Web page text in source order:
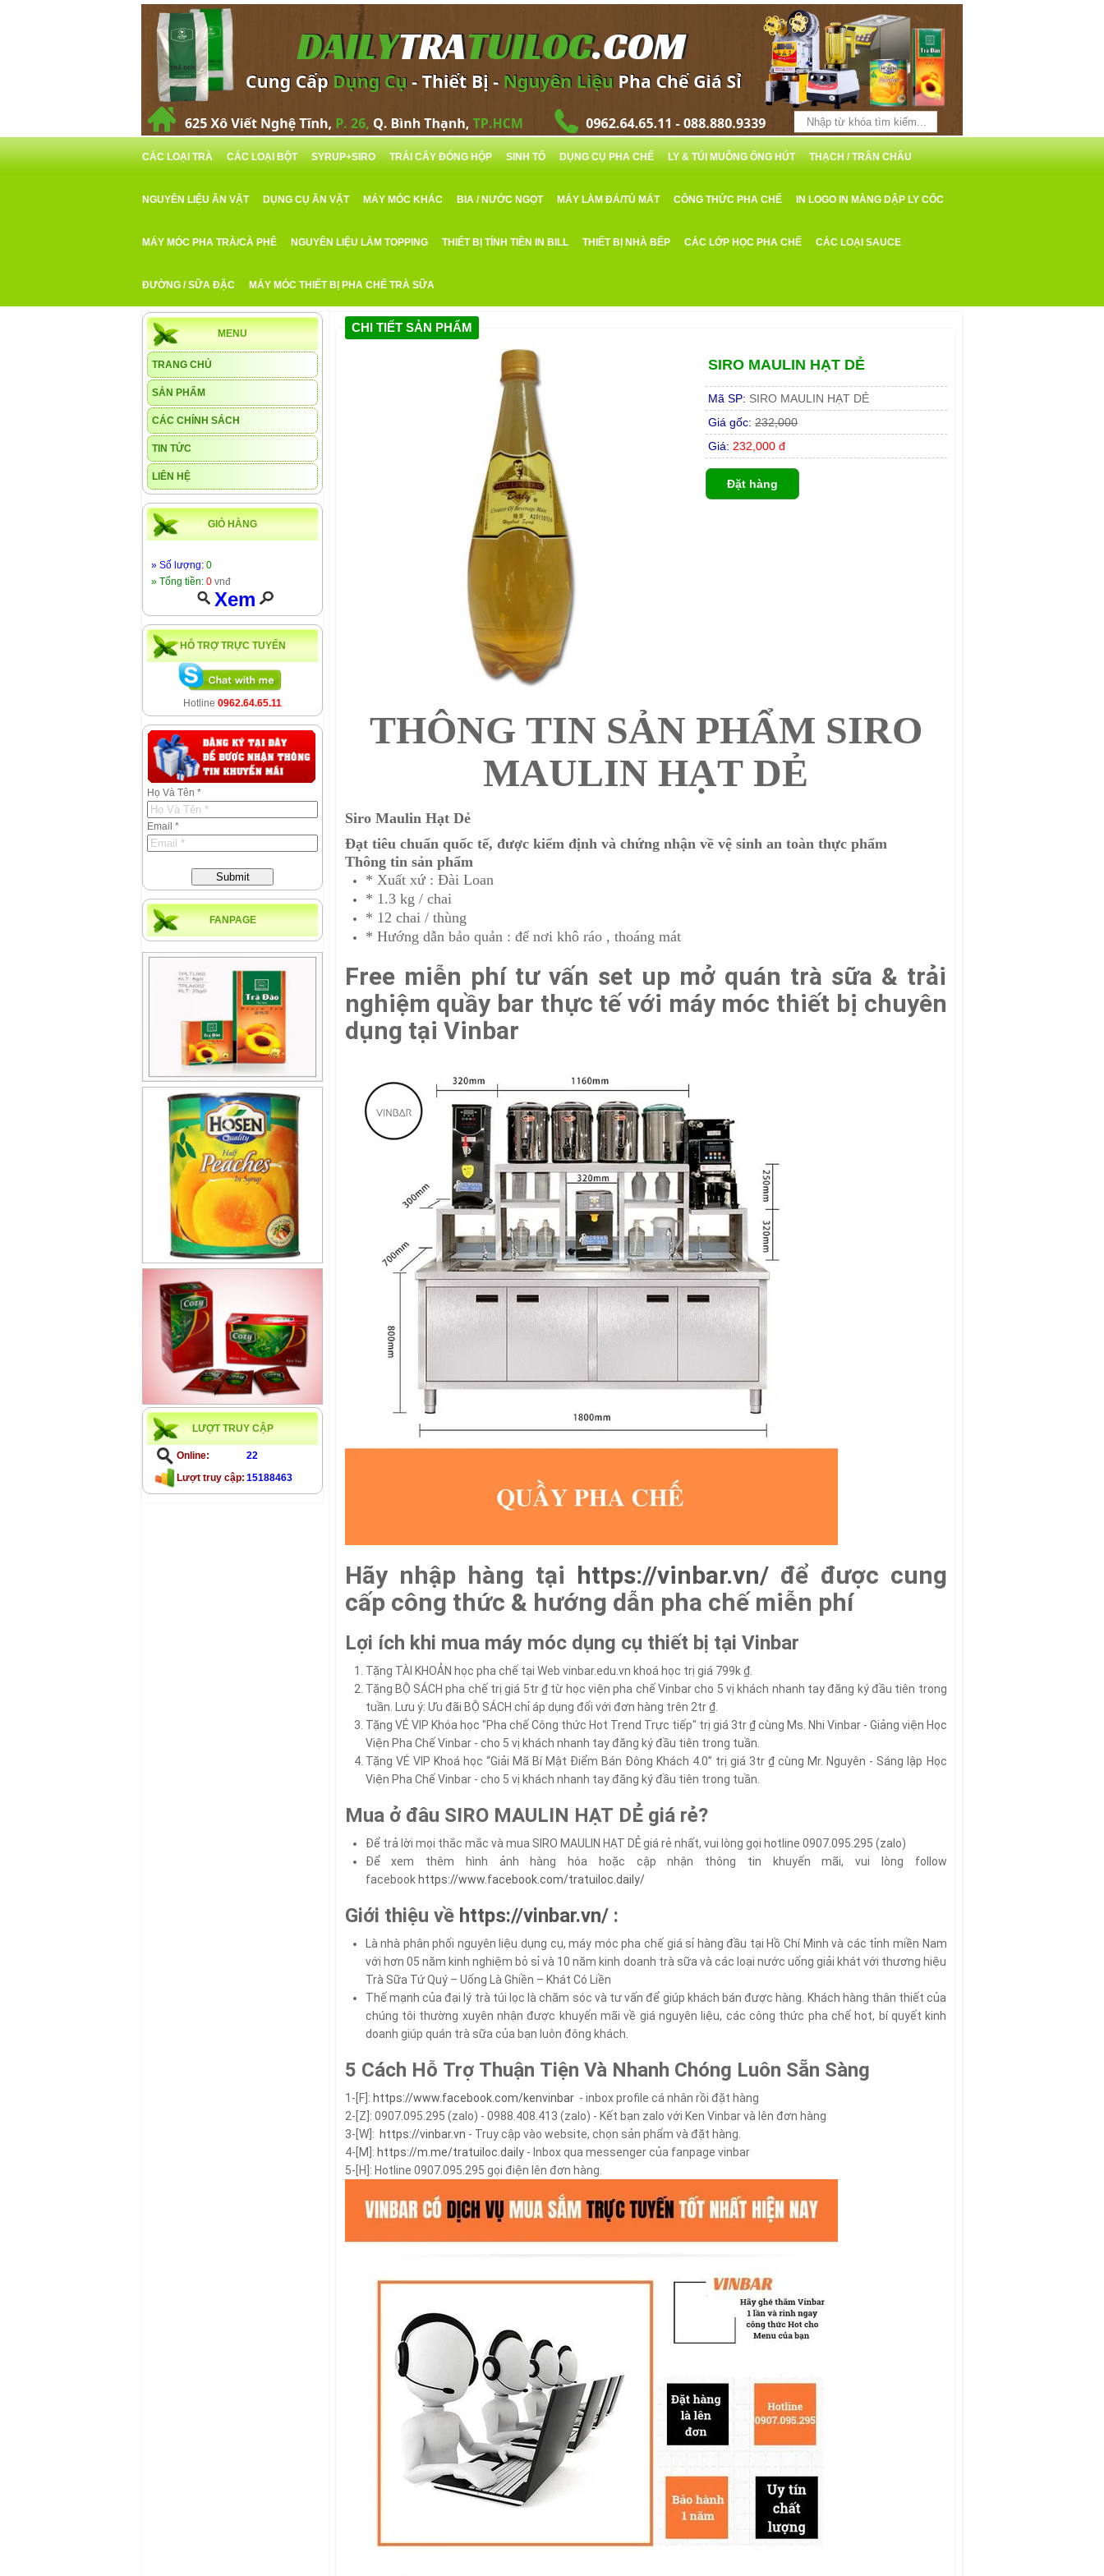
CÁC LOẠI TRÀ CÁC LOẠI BỘT SYRUP+SIRO TRÁI CÂY ĐÓNG HỘP SINH TỐ DỤNG CỤ PHA CHẾ LY & TÚI MUỖNG ỐNG HÚT THẠCH / TRÂN CHÂU
NGUYÊN LIỆU ĂN VẶT DỤNG CỤ ĂN VẶT MÁY MÓC KHÁC BIA / NƯỚC NGỌT MÁY LÀM ĐÁ/TỦ MÁT CÔNG THỨC PHA CHẾ IN LOGO IN MÀNG DẬP LY CỐC
MÁY MÓC PHA TRÀ/CÀ PHÊ NGUYÊN LIỆU LÀM TOPPING THIẾT BỊ TÍNH TIỀN IN BILL THIẾT BỊ NHÀ BẾP CÁC LỚP HỌC PHA CHẾ CÁC LOẠI SAUCE
ĐƯỜNG / SỮA ĐẶC MÁY MÓC THIẾT BỊ PHA CHẾ TRÀ SỮA
CHI TIẾT SẢN PHẨM
SIRO MAULIN HẠT DẺ
Mã SP: SIRO MAULIN HẠT DẺ
Giá gốc: 232,000
Giá: 232,000 đ
Đặt hàng
THÔNG TIN SẢN PHẨM SIRO
MAULIN HẠT DẺ
Siro Maulin Hạt Dẻ
Đạt tiêu chuẩn quốc tế, được kiểm định và chứng nhận về vệ sinh an toàn thực phẩm
Thông tin sản phẩm
* Xuất xứ : Đài Loan
* 1.3 kg / chai
* 12 chai / thùng
* Hướng dẫn bảo quản : để nơi khô ráo , thoáng mát
Free miễn phí tư vấn set up mở quán trà sữa & trải
nghiệm quầy bar thực tế với máy móc thiết bị chuyên
dụng tại Vinbar
Hãy nhập hàng tại https://vinbar.vn/để được cung
cấp công thức & hướng dẫn pha chế miễn phí
Lợi ích khi mua máy móc dụng cụ thiết bị tại Vinbar
Tặng TÀI KHOẢN học pha chế tại Web vinbar.edu.vn khoá học trị giá 799k ₫.
Tặng BỘ SÁCH pha chế trị giá 5tr ₫ từ học viện pha chế Vinbar cho 5 vị khách nhanh tay đăng ký đầu tiên trong
tuần. Lưu ý: Ưu đãi BỘ SÁCH chỉ áp dụng đối với đơn hàng trên 2tr ₫.
Tặng VÉ VIP Khóa học "Pha chế Công thức Hot Trend Trực tiếp" trị giá 3tr ₫ cùng Ms. Nhi Vinbar - Giảng viện Học
Viện Pha Chế Vinbar - cho 5 vị khách nhanh tay đăng ký đầu tiên trong tuần.
Tặng VÉ VIP Khoá học “Giải Mã Bí Mật Điểm Bán Đông Khách 4.0” trị giá 3tr ₫ cùng Mr. Nguyên - Sáng lập Học
Viện Pha Chế Vinbar - cho 5 vị khách nhanh tay đăng ký đầu tiên trong tuần.
Mua ở đâu SIRO MAULIN HẠT DẺ giá rẻ?
Để trả lời mọi thắc mắc và mua SIRO MAULIN HẠT DẺ giá rẻ nhất, vui lòng gọi hotline 0907.095.295 (zalo)
Để xem thêm hình ảnh hàng hóa hoặc cập nhận thông tin khuyến mãi, vui lòng follow
facebook https://www.facebook.com/tratuiloc.daily/
Giới thiệu về https://vinbar.vn/:
Là nhà phân phối nguyên liệu dụng cụ, máy móc pha chế giá sỉ hàng đầu tại Hồ Chí Minh và các tỉnh miền Nam
với hơn 05 năm kinh nghiệm bỏ sỉ và 10 năm kinh doanh trà sữa và các loại nước uống giải khát với thương hiệu
Trà Sữa Tứ Quý – Uống Là Ghiền – Khát Có Liền
Thế mạnh của đại lý trà túi lọc là chăm sóc và tư vấn để giúp khách bán được hàng. Khách hàng thân thiết của
chúng tôi thường xuyên nhận được khuyến mãi về giá nguyên liệu, các công thức pha chế hot, bí quyết kinh
doanh giúp quán trà sữa của bạn luôn đông khách.
5 Cách Hỗ Trợ Thuận Tiện Và Nhanh Chóng Luôn Sẵn Sàng
1-[F]: https://www.facebook.com/kenvinbar - inbox profile cá nhân rồi đặt hàng
2-[Z]: 0907.095.295 (zalo) - 0988.408.413 (zalo) - Kết bạn zalo với Ken Vinbar và lên đơn hàng
3-[W]: https://vinbar.vn - Truy cập vào website, chọn sản phẩm và đặt hàng.
4-[M]: https://m.me/tratuiloc.daily- Inbox qua messenger của fanpage vinbar
5-[H]: Hotline 0907.095.295 gọi điện lên đơn hàng.
MENU
TRANG CHỦ
SẢN PHẨM
CÁC CHÍNH SÁCH
TIN TỨC
LIÊN HỆ
GIỎ HÀNG
» Số lượng: 0
» Tổng tiền: 0 vnđ
Xem
HỖ TRỢ TRỰC TUYẾN
Hotline 0962.64.65.11
Họ Và Tên *
Email *
Submit
FANPAGE
LƯỢT TRUY CẬP
Online:
22
Lượt truy cập: 15188463